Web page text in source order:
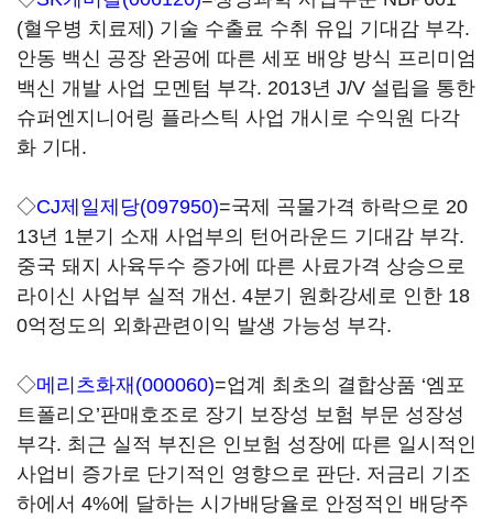
(혈우병 치료제) 기술 수출료 수취 유입 기대감 부각.
안동 백신 공장 완공에 따른 세포 배양 방식 프리미엄
백신 개발 사업 모멘텀 부각. 2013년 J/V 설립을 통한
슈퍼엔지니어링 플라스틱 사업 개시로 수익원 다각
화 기대.
◇CJ제일제당(097950)=국제 곡물가격 하락으로 20
13년 1분기 소재 사업부의 턴어라운드 기대감 부각.
중국 돼지 사육두수 증가에 따른 사료가격 상승으로
라이신 사업부 실적 개선. 4분기 원화강세로 인한 18
0억정도의 외화관련이익 발생 가능성 부각.
◇메리츠화재(000060)=업계 최초의 결합상품 ‘엠포
트폴리오’판매호조로 장기 보장성 보험 부문 성장성
부각. 최근 실적 부진은 인보험 성장에 따른 일시적인
사업비 증가로 단기적인 영향으로 판단. 저금리 기조
하에서 4%에 달하는 시가배당율로 안정적인 배당주